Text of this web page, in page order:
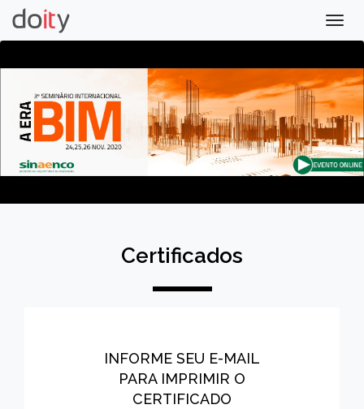
Certificados
INFORME SEU E-MAIL
PARA IMPRIMIR O
CERTIFICADO